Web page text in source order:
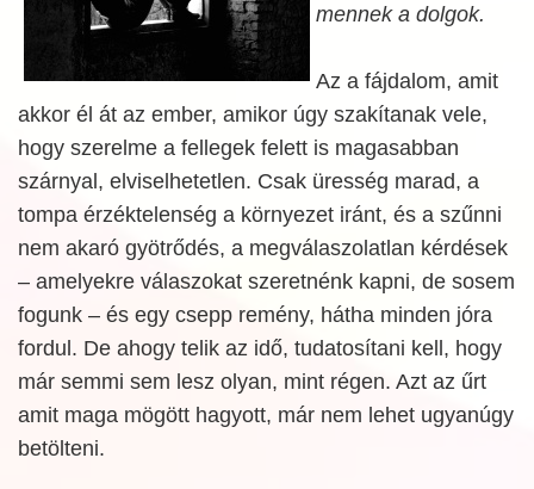
mennek a dolgok.
Az a fájdalom, amit
akkor él át az ember, amikor úgy szakítanak vele,
hogy szerelme a fellegek felett is magasabban
szárnyal, elviselhetetlen. Csak üresség marad, a
tompa érzéktelenség a környezet iránt, és a szűnni
nem akaró gyötrődés, a megválaszolatlan kérdések
– amelyekre válaszokat szeretnénk kapni, de sosem
fogunk – és egy csepp remény, hátha minden jóra
fordul. De ahogy telik az idő, tudatosítani kell, hogy
már semmi sem lesz olyan, mint régen. Azt az űrt
amit maga mögött hagyott, már nem lehet ugyanúgy
betölteni.